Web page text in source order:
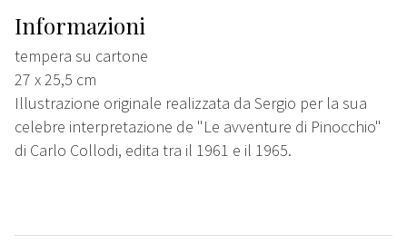
Informazioni
tempera su cartone
27 x 25,5 cm
Illustrazione originale realizzata da Sergio per la sua
celebre interpretazione de "Le avventure di Pinocchio"
di Carlo Collodi, edita tra il 1961 e il 1965.